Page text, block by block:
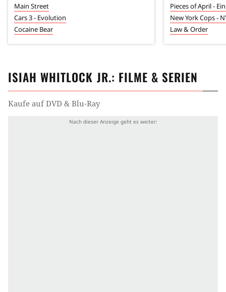
Main Street
Cars 3 - Evolution
Cocaine Bear
Pieces of April -
New York Cops -
Law & Order
ISIAH WHITLOCK JR.: FILME & SERIEN
Kaufe auf DVD & Blu-Ray